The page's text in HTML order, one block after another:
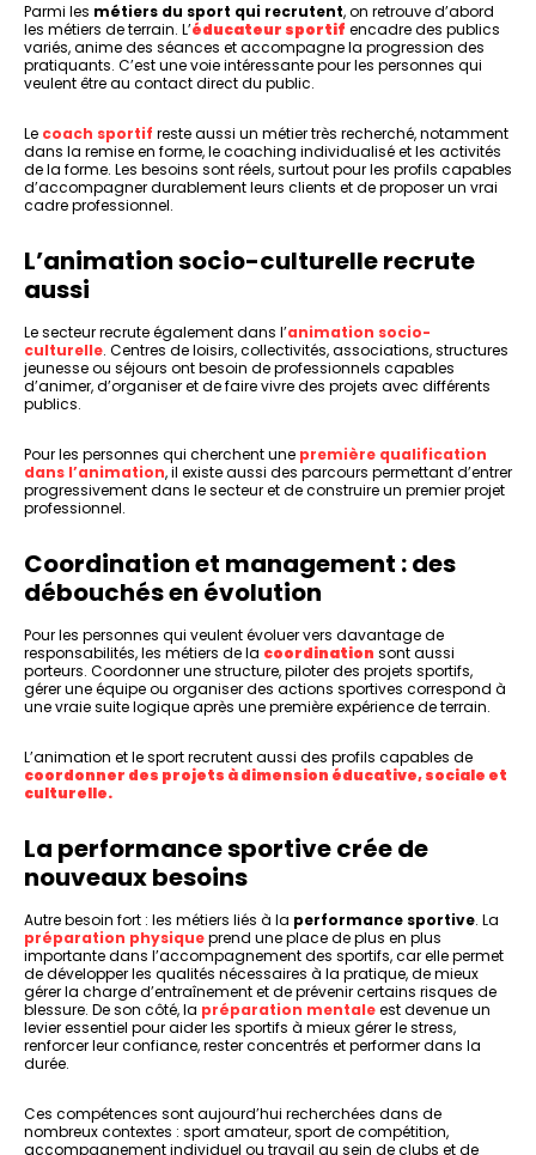
Parmi les métiers du sport qui recrutent, on retrouve d’abord
les métiers de terrain. L’éducateur sportif encadre des publics
variés, anime des séances et accompagne la progression des
pratiquants. C’est une voie intéressante pour les personnes qui
veulent être au contact direct du public.
Le coach sportif reste aussi un métier très recherché, notamment
dans la remise en forme, le coaching individualisé et les activités
de la forme. Les besoins sont réels, surtout pour les profils capables
d’accompagner durablement leurs clients et de proposer un vrai
cadre professionnel.
L’animation socio-culturelle recrute
aussi
Le secteur recrute également dans l’animation socio-
culturelle. Centres de loisirs, collectivités, associations, structures
jeunesse ou séjours ont besoin de professionnels capables
d’animer, d’organiser et de faire vivre des projets avec différents
publics.
Pour les personnes qui cherchent une première qualification
dans l’animation, il existe aussi des parcours permettant d’entrer
progressivement dans le secteur et de construire un premier projet
professionnel.
Coordination et management : des
débouchés en évolution
Pour les personnes qui veulent évoluer vers davantage de
responsabilités, les métiers de la coordination sont aussi
porteurs. Coordonner une structure, piloter des projets sportifs,
gérer une équipe ou organiser des actions sportives correspond à
une vraie suite logique après une première expérience de terrain.
L’animation et le sport recrutent aussi des profils capables de
coordonner des projets à dimension éducative, sociale et
culturelle.
La performance sportive crée de
nouveaux besoins
Autre besoin fort : les métiers liés à la performance sportive. La
préparation physiqueprend une place de plus en plus
importante dans l’accompagnement des sportifs, car elle permet
de développer les qualités nécessaires à la pratique, de mieux
gérer la charge d’entraînement et de prévenir certains risques de
blessure. De son côté, la préparation mentaleest devenue un
levier essentiel pour aider les sportifs à mieux gérer le stress,
renforcer leur confiance, rester concentrés et performer dans la
durée.
Ces compétences sont aujourd’hui recherchées dans de
nombreux contextes : sport amateur, sport de compétition,
accompagnement individuel ou travail au sein de clubs et de